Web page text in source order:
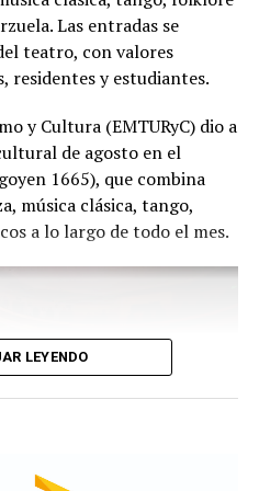
Marín.
Estrella de Mar 2024 y
de Danza y con el Premio
Emmanuel Marín y Lola
subcampeonato en el
Aires.
Además, recibió
como Embajadores
y la
Las entradas se
teatro, con valores
residentes y estudiantes.
y Cultura (EMTURyC) dio a
de agosto en el
1665), que combina
música clásica, tango,
a lo largo de todo el mes.
LEYENDO